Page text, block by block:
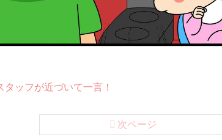
タッフが近づいて一言！
次ページ